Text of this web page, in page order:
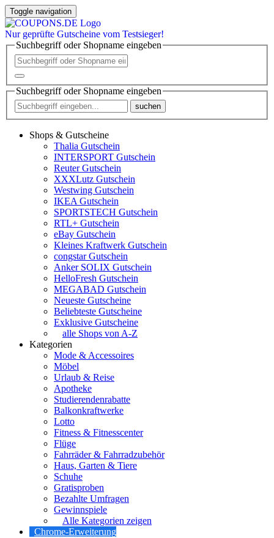
Toggle navigation
Nur geprüfte Gutscheine vom Testsieger!
Suchbegriff oder Shopname eingeben
Suchbegriff oder Shopname eingeben
suchen
Shops & Gutscheine
Thalia Gutschein
INTERSPORT Gutschein
Reuter Gutschein
XXXLutz Gutschein
Westwing Gutschein
IKEA Gutschein
SPORTSTECH Gutschein
RTL+ Gutschein
eBay Gutschein
Kleines Kraftwerk Gutschein
congstar Gutschein
Anker SOLIX Gutschein
HelloFresh Gutschein
MEGABAD Gutschein
Neueste Gutscheine
Beliebteste Gutscheine
Exklusive Gutscheine
alle Shops von A-Z
Kategorien
Mode & Accessoires
Möbel
Urlaub & Reise
Apotheke
Studierendenrabatte
Balkonkraftwerke
Lotto
Fitness & Fitnesscenter
Flüge
Fahrräder & Fahrradzubehör
Haus, Garten & Tiere
Schuhe
Gratisproben
Bezahlte Umfragen
Gewinnspiele
Alle Kategorien zeigen
Chrome-Erweiterung